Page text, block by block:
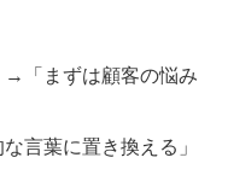
→「まずは顧客の悩み
言葉に置き換える」